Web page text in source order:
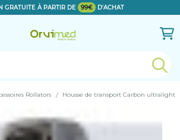
GRATUITE À PARTIR DE 99€ D'ACHAT
a bien été ajouté!
Rollators Housse de transport Carbon ultralight